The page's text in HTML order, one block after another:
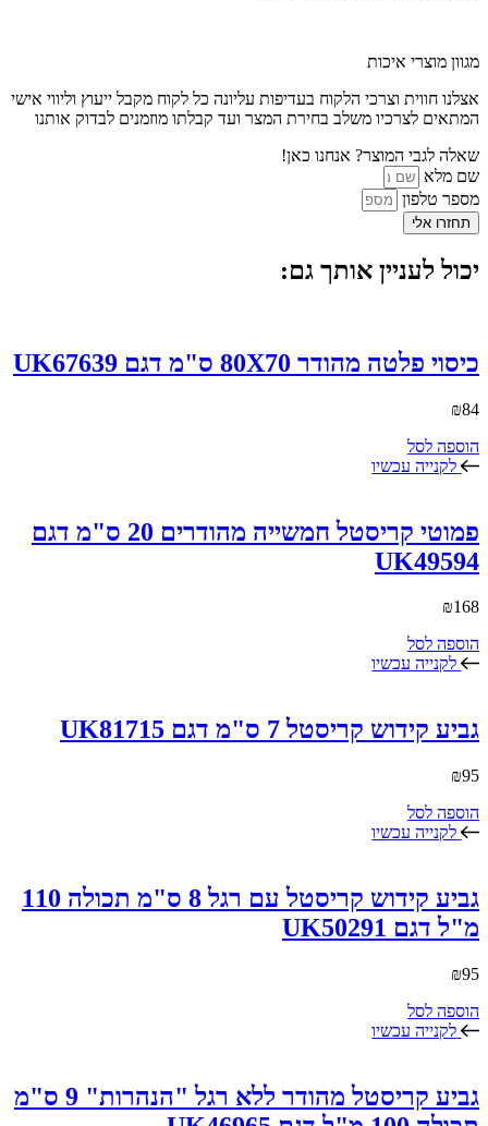
מגוון מוצרי איכות
אצלנו חווית וצרכי הלקוח בעדיפות עליונה כל לקוח מקבל ייעוץ וליווי אישי
המתאים לצרכיו משלב בחירת המצר ועד קבלתו מוזמנים לבדוק אותנו
שאלה לגבי המוצר? אנחנו כאן!
שם מלא
מספר טלפון
תחזרו אלי
יכול לעניין אותך גם:
כיסוי פלטה מהודר 80X70 ס"מ דגם UK67639
₪84
הוספה לסל
לקנייה עכשיו
פמוטי קריסטל חמשייה מהודרים 20 ס"מ דגם
UK49594
₪168
הוספה לסל
לקנייה עכשיו
גביע קידוש קריסטל 7 ס"מ דגם UK81715
₪95
הוספה לסל
לקנייה עכשיו
גביע קידוש קריסטל עם רגל 8 ס"מ תכולה 110
מ"ל דגם UK50291
₪95
הוספה לסל
לקנייה עכשיו
גביע קריסטל מהודר ללא רגל "הנהרות" 9 ס"מ